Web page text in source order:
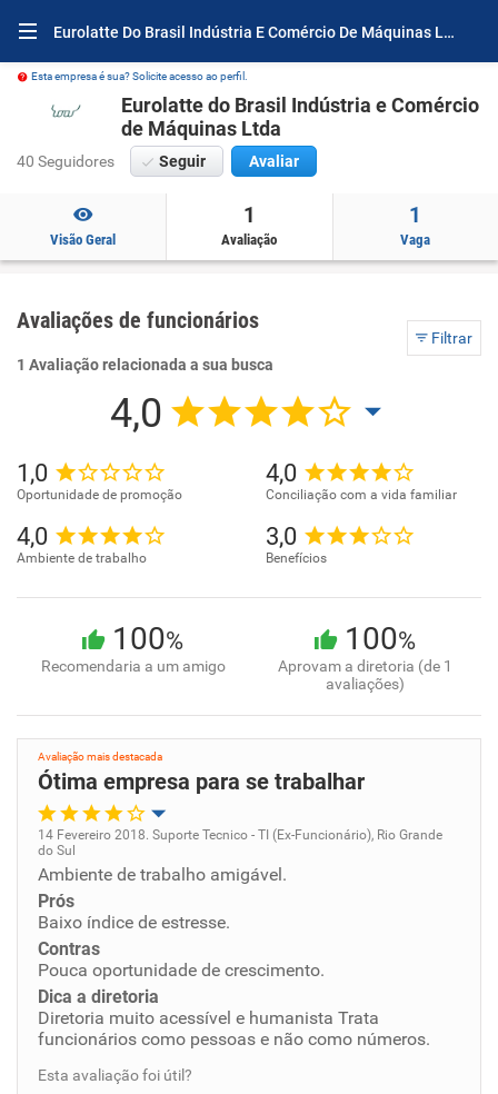
Eurolatte Do Brasil Indústria E Comércio De Máquinas Ltda Avaliações e Opiniões
Esta empresa é sua? Solicite acesso ao perfil.
Eurolatte do Brasil Indústria e Comércio
de Máquinas Ltda
40 Seguidores Seguir Avaliar
Visão Geral
1
Avaliação
1
Vaga
Avaliações de funcionários
Filtrar
1 Avaliação relacionada a sua busca
4,0
1,0
Oportunidade de promoção
4,0
Conciliação com a vida familiar
4,0
Ambiente de trabalho
3,0
Benefícios
100%
Recomendaria a um amigo
100%
Aprovam a diretoria (de 1
avaliações)
Avaliação mais destacada
Ótima empresa para se trabalhar
Oportunidade de promoção
Ambiente de trabalho
Conciliação com a vida familiar
Benefícios
Recomenda esta empresa
14 Fevereiro 2018. Suporte Tecnico - TI (Ex-Funcionário), Rio Grande
do Sul
Ambiente de trabalho amigável.
Prós
Baixo índice de estresse.
Contras
Pouca oportunidade de crescimento.
Dica a diretoria
Diretoria muito acessível e humanista Trata
funcionários como pessoas e não como números.
Esta avaliação foi útil?